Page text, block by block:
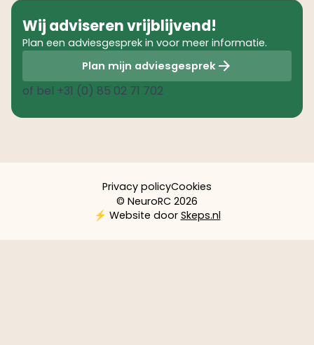
Wij adviseren vrijblijvend!
Plan een adviesgesprek in voor meer informatie.
Plan mijn adviesgesprek
of bel +31 (0) 85 02 71 702
Privacy policyCookies
© NeuroRC 2026
⚡️ Website door Skeps.nl